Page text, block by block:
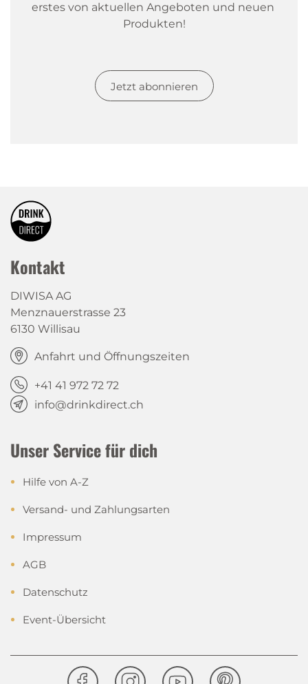
erstes von aktuellen Angeboten und neuen
Produkten!
Jetzt abonnieren
Kontakt
DIWISA AG
Menznauerstrasse 23
6130 Willisau
Anfahrt und Öffnungszeiten
+41 41 972 72 72
info@drinkdirect.ch
Unser Service für dich
Hilfe von A-Z
Versand- und Zahlungsarten
Impressum
AGB
Datenschutz
Event-Übersicht